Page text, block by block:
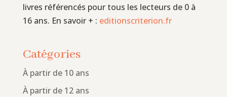
livres référencés pour tous les lecteurs de 0 à
16 ans. En savoir + : editionscriterion.fr
Catégories
À partir de 10 ans
À partir de 12 ans